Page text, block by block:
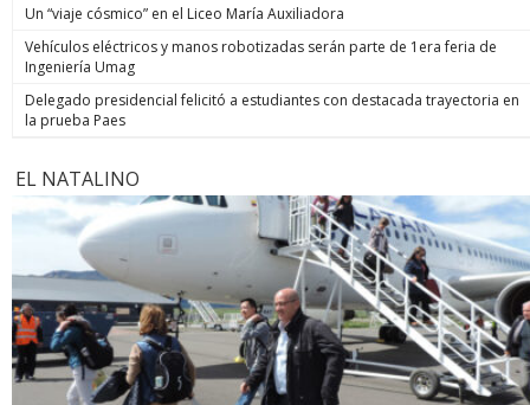
Un “viaje cósmico” en el Liceo María Auxiliadora
Vehículos eléctricos y manos robotizadas serán parte de 1era feria de
Ingeniería Umag
Delegado presidencial felicitó a estudiantes con destacada trayectoria en
la prueba Paes
EL NATALINO